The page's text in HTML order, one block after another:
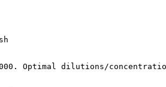
Optimal dilutions/